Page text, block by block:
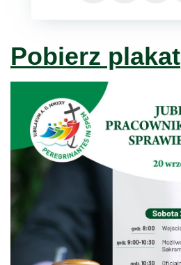
Pobierz plakat